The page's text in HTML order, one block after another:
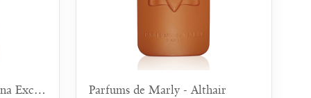
Parfums de Marly - Delina Exclusif EDP Parfums de Marly - Althair